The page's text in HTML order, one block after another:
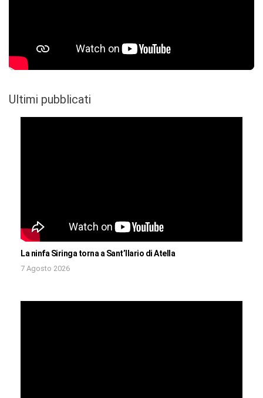
Ultimi pubblicati
La ninfa Siringa torna a Sant’Ilario di Atella
7 Agosto 2026